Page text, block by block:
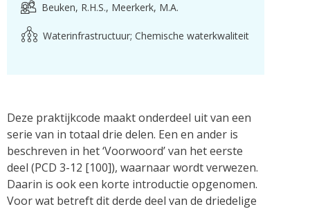
Beuken, R.H.S. Meerkerk, M.A.
Waterinfrastructuur; Chemische waterkwaliteit
Deze praktijkcode maakt onderdeel uit van een
serie van in totaal drie delen. Een en ander is
beschreven in het ‘Voorwoord’ van het eerste
deel (PCD 3-12 [100]), waarnaar wordt verwezen.
Daarin is ook een korte introductie opgenomen.
Voor wat betreft dit derde deel van de driedelige